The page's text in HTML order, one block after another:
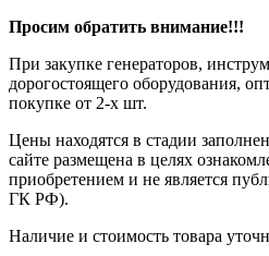
Просим обратить внимание!!!
При закупке генераторов,
дорогостоящего оборудования,
покупке от 2-х шт.
Цены находятся в стадии
сайте размещена в целях
приобретением и не является
ГК РФ).
Наличие и стоимость товара